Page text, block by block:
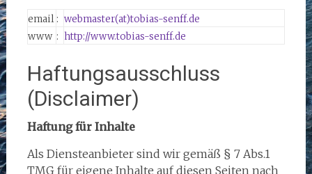
email : webmaster(at)tobias-senff.de
www : http://www.tobias-senff.de
Haftungsausschluss
(Disclaimer)
Haftung für Inhalte
Als Diensteanbieter sind wir gemäß § 7 Abs.1
TMG für eigene Inhalte auf diesen Seiten nach